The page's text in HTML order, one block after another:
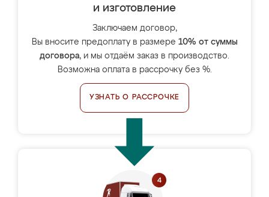
и изготовление
Заключаем договор,
Вы вносите предоплату в размере 10% от суммы
договора, и мы отдаём заказ в производство.
Возможна оплата в рассрочку без %.
УЗНАТЬ О РАССРОЧКЕ